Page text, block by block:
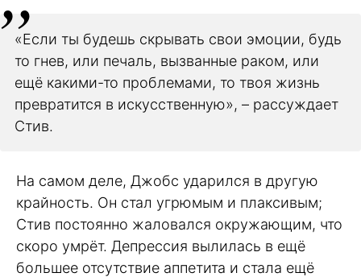
«Если ты будешь скрывать свои эмоции, будь
то гнев, или печаль, вызванные раком, или
ещё какими-то проблемами, то твоя жизнь
превратится в искусственную», – рассуждает
Стив.
На самом деле, Джобс ударился в другую
крайность. Он стал угрюмым и плаксивым;
Стив постоянно жаловался окружающим, что
скоро умрёт. Депрессия вылилась в ещё
большее отсутствие аппетита и стала ещё